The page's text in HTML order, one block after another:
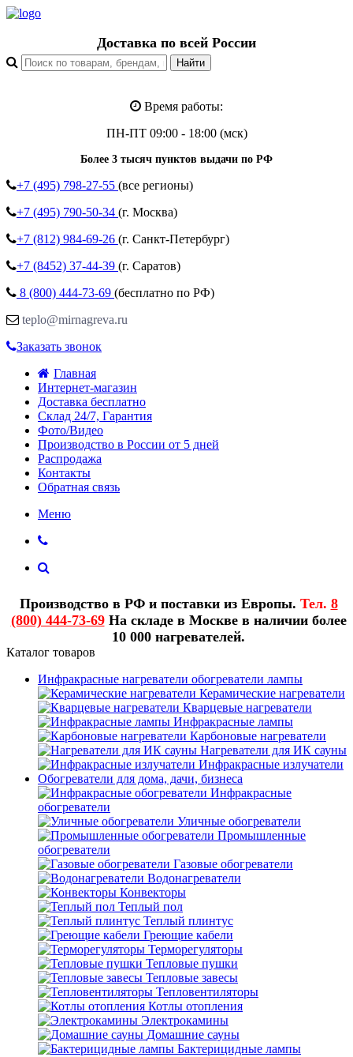
Доставка по всей России
Время работы:
ПН-ПТ 09:00 - 18:00 (мск)
Более 3 тысяч пунктов выдачи по РФ
+7 (495) 798-27-55 (все регионы)
+7 (495) 790-50-34 (г. Москва)
+7 (812) 984-69-26 (г. Санкт-Петербург)
+7 (8452) 37-44-39 (г. Саратов)
8 (800) 444-73-69 (бесплатно по РФ)
teplo@mirnagreva.ru
Заказать звонок
Главная
Интернет-магазин
Доставка бесплатно
Склад 24/7, Гарантия
Фото/Видео
Производство в России от 5 дней
Распродажа
Контакты
Обратная связь
Меню
Производство в РФ и поставки из Европы. Тел. 8
(800) 444-73-69На складе в Москве в наличии более
10 000 нагревателей.
Каталог товаров
Инфракрасные нагреватели обогреватели лампы
Керамические нагреватели
Кварцевые нагреватели
Инфракрасные лампы
Карбоновые нагреватели
Нагреватели для ИК сауны
Инфракрасные излучатели
Обогреватели для дома, дачи, бизнеса
Инфракрасные
обогреватели
Уличные обогреватели
Промышленные
обогреватели
Газовые обогреватели
Водонагреватели
Конвекторы
Теплый пол
Теплый плинтус
Греющие кабели
Терморегуляторы
Тепловые пушки
Тепловые завесы
Тепловентиляторы
Котлы отопления
Электрокамины
Домашние сауны
Бактерицидные лампы